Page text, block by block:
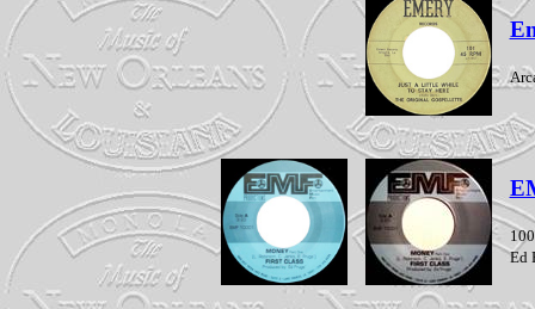
Ed